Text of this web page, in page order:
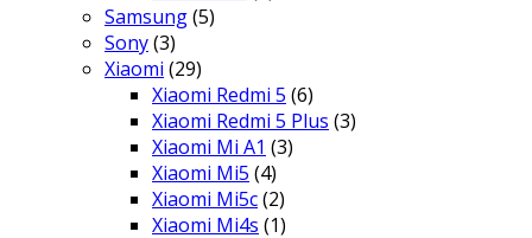
Samsung(5)
Sony(3)
Xiaomi (29)
Xiaomi Redmi 5 (6)
Xiaomi Redmi 5 Plus (3)
Xiaomi Mi A1 (3)
Xiaomi Mi5 (4)
Xiaomi Mi5c(2)
Xiaomi Mi4s (1)